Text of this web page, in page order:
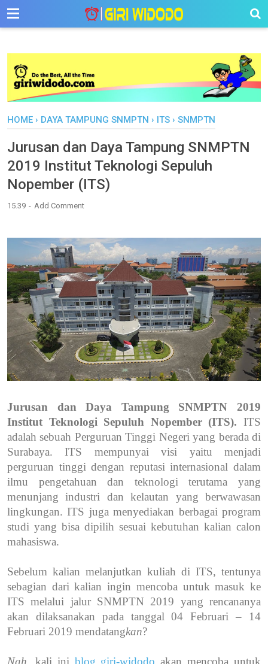
-->
HOME › DAYA TAMPUNG SNMPTN › ITS › SNMPTN
Jurusan dan Daya Tampung SNMPTN
2019 Institut Teknologi Sepuluh
Nopember (ITS)
15.39 Add Comment
Jurusan dan Daya Tampung SNMPTN 2019
Institut Teknologi Sepuluh Nopember (ITS). ITS
adalah sebuah Perguruan Tinggi Negeri yang berada di
Surabaya. ITS mempunyai visi yaitu menjadi
perguruan tinggi dengan reputasi internasional dalam
ilmu pengetahuan dan teknologi terutama yang
menunjang industri dan kelautan yang berwawasan
lingkungan. ITS juga menyediakan berbagai program
studi yang bisa dipilih sesuai kebutuhan kalian calon
mahasiswa.
Sebelum kalian melanjutkan kuliah di ITS, tentunya
sebagian dari kalian ingin mencoba untuk masuk ke
ITS melalui jalur SNMPTN 2019 yang rencananya
akan dilaksanakan pada tanggal 04 Februari – 14
Februari 2019 mendatangkan?
Nah, kali ini blog giri-widodo akan mencoba untuk